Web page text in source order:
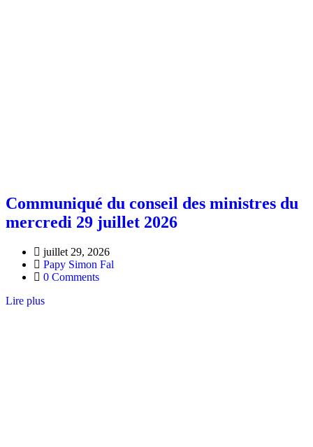
Communiqué du conseil des ministres du
mercredi 29 juillet 2026
juillet 29, 2026
Papy Simon Fal
0 Comments
Lire plus